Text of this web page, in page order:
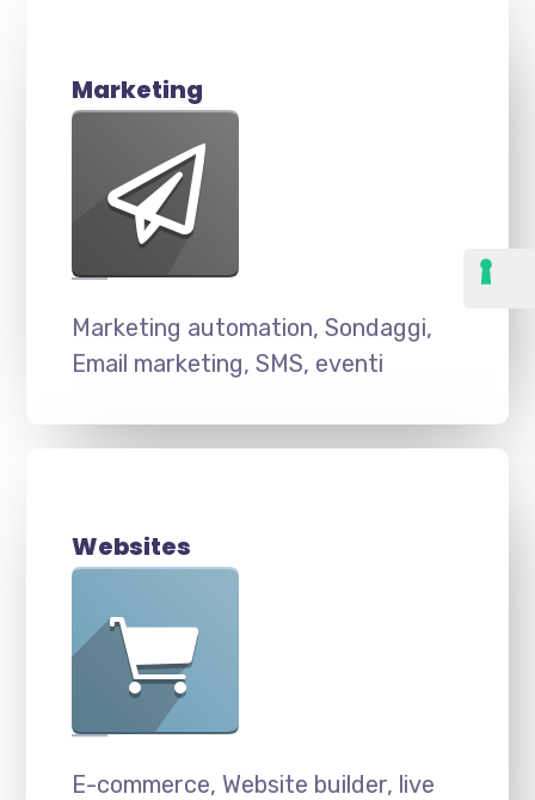
Marketing
Marketing automation, Sondaggi,
Email marketing, SMS, eventi
Websites
E-commerce, Website builder, live